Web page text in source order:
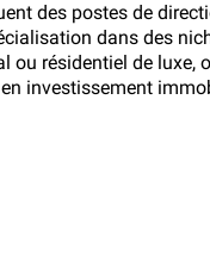
des postes de
dans des
résidentiel de luxe,
investissement